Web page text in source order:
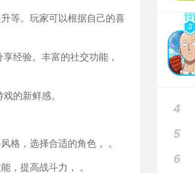
等。玩家可以根据自己的喜
经验。丰富的社交功能，
的新鲜感。
格，选择合适的角色， 。
，提高战斗力， 。
4
5
6